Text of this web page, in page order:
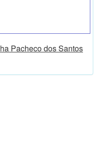
Pacheco dos Santos